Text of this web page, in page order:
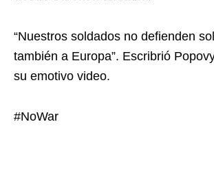
“Nuestros soldados no defienden
también a Europa”. Escribrió
su emotivo video.
#NoWar